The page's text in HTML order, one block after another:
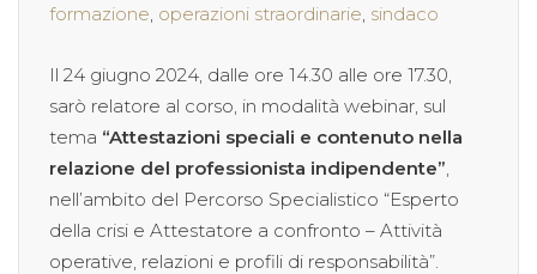
formazione operazioni straordinarie sindaco
Il 24 giugno 2024, dalle ore 14.30 alle ore 17.30,
sarò relatore al corso, in modalità webinar, sul
tema “Attestazioni speciali e contenuto nella
relazione del professionista indipendente”
nell’ambito del Percorso Specialistico “Esperto
della crisi e Attestatore a confronto – Attività
operative, relazioni e profili di responsabilità”.